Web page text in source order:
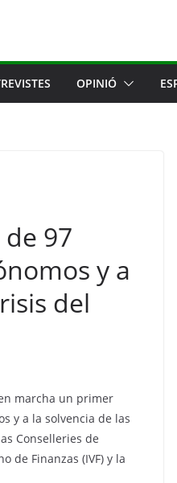
OPINIÓ
97
y a
del
marcha un primer
y a la solvencia de las
Conselleries de
de Finanzas (IVF) y la